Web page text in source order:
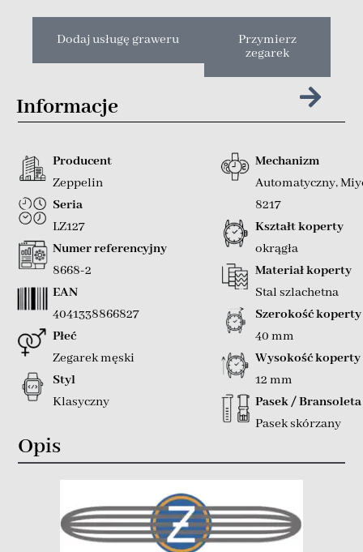
Dodaj usługę graweru
Przymierz
zegarek
Informacje
Producent
Zeppelin
Seria
LZ127
Numer referencyjny
8668-2
EAN
4041338866827
Płeć
Zegarek męski
Styl
Klasyczny
Mechanizm
Automatyczny,
8217
Kształt koperty
okrągła
Materiał koperty
Stal szlachetna
Szerokość koperty
40 mm
Wysokość koperty
12 mm
Pasek / Bransoleta
Pasek skórzany
Opis